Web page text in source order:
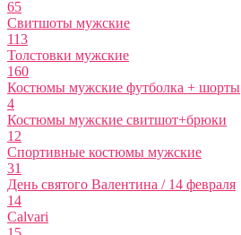
65
Свитшоты мужские
113
Толстовки мужские
160
Костюмы мужские футболка + шорты
4
Костюмы мужские свитшот+брюки
12
Спортивные костюмы мужские
31
День святого Валентина / 14 февраля
14
Calvari